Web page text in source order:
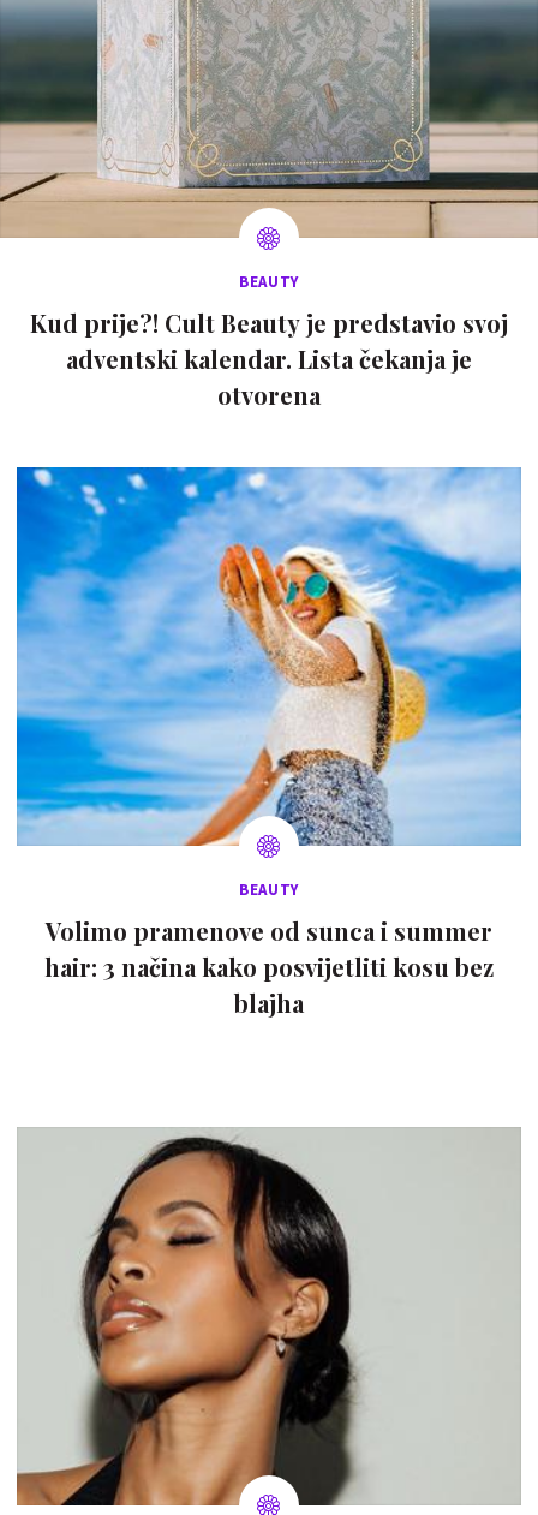
BEAUTY
Kud prije?! Cult Beauty je predstavio svoj
adventski kalendar. Lista čekanja je
otvorena
BEAUTY
Volimo pramenove od sunca i summer
hair: 3 načina kako posvijetliti kosu bez
blajha